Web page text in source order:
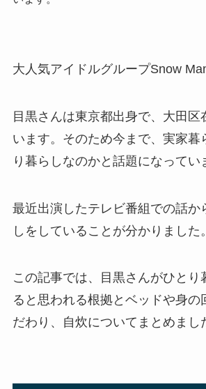
大人気アイドルグループSnow
目黒さんは東京都出身で、大田区
います。そのため今まで、実家暮
り暮らしなのかと話題になってい
最近出演したテレビ番組での話か
しをしていることが分かりました。
この記事では、目黒さんがひとり
ると思われる根拠とベッドや身の
だわり、自炊についてまとめまし